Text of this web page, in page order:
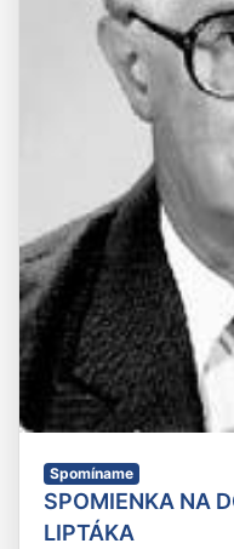
Spomíname
SPOMIENKA NA
LIPTÁKA